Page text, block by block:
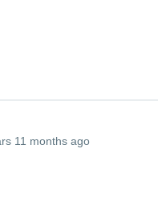
11 months ago